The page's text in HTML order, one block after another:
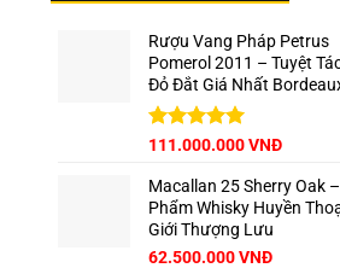
Rượu Vang Pháp Petrus
Pomerol 2011 – Tuyệt
Đỏ Đắt Giá Nhất
Được xếp
5 sao
Giá
là:
125.000.000 VNĐ.
111.000.000VNĐGiá
tại
là:
Macallan 25 Sherry Oak
Phẩm Whisky Huyền
Giới Thượng Lưu
Giá
62.500.000VNĐGiá